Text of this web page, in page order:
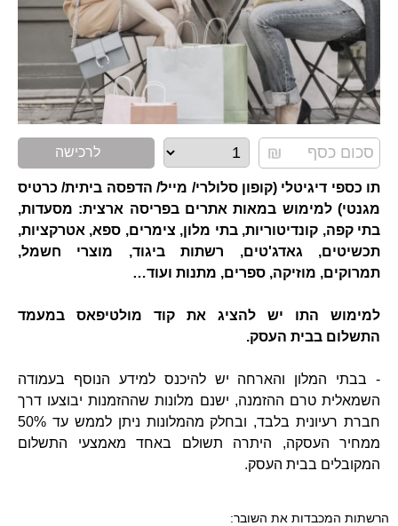
לרכישה
תו כספי דיגיטלי (קופון סלולרי/ מייל/ הדפסה ביתית/ כרטיס
מגנטי) למימוש במאות אתרים בפריסה ארצית: מסעדות,
בתי קפה, קונדיטוריות, בתי מלון, צימרים, ספא, אטרקציות,
תכשיטים, גאדג'טים, רשתות ביגוד, מוצרי חשמל,
תמרוקים, מוזיקה, ספרים, מתנות ועוד…
למימוש התו יש להציג את קוד מולטיפאס במעמד
התשלום בבית העסק.
- בבתי המלון והארחה יש להיכנס למידע הנוסף בעמודה
השמאלית טרם ההזמנה, ישנם מלונות שההזמנות יבוצעו דרך
חברת רעיונית בלבד, ובחלק מהמלונות ניתן לממש עד 50%
ממחיר העסקה, היתרה תשולם באחד מאמצעי התשלום
המקובלים בבית העסק.
הרשתות המכבדות את השובר: